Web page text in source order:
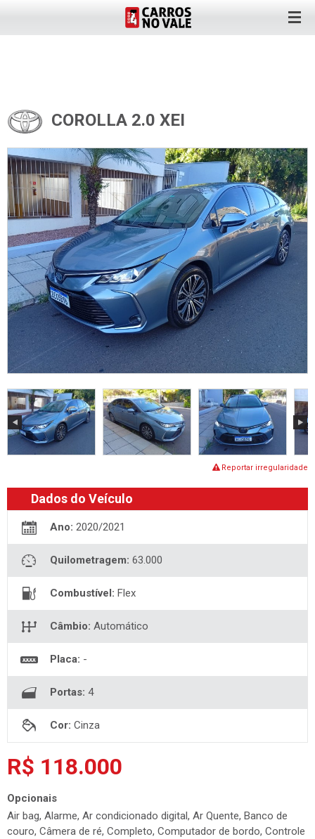
COROLLA 2.0 XEI
Reportar irregularidade
Dados do Veículo
Ano: 2020/2021
Quilometragem: 63.000
Combustível: Flex
Câmbio: Automático
Placa: -
Portas: 4
Cor: Cinza
R$ 118.000
Opcionais
Air bag, Alarme, Ar condicionado digital, Ar Quente, Banco de
couro, Câmera de ré, Completo, Computador de bordo, Controle